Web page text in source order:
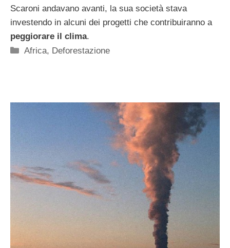
Scaroni andavano avanti, la sua società stava
investendo in alcuni dei progetti che contribuiranno a
peggiorare il clima.
Categorie
Africa, Deforestazione